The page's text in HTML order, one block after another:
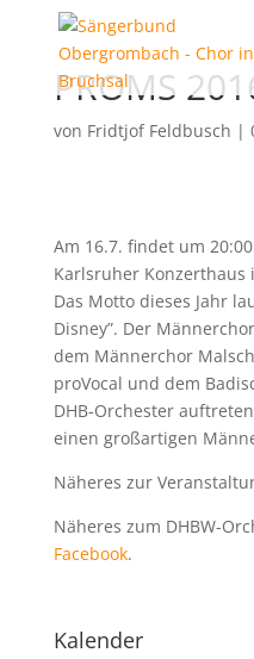
PROMS
von Fridtjof Feldbusch |
Am 16.7. findet um
Karlsruher Konzerthaus
Das Motto dieses Jahr
Disney”. Der
dem Männerchor
proVocal und dem
DHB-Orchester
einen großartigen
Näheres zur
Näheres zum DHBW-
Facebook.
Kalender